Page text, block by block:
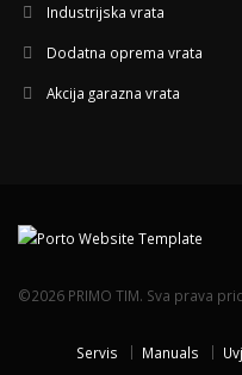
Industrijska vrata
Dodatna oprema vrata
Akcija garazna vrata
©2026 PRIMO TIM. Sva prava
Servis Manuals